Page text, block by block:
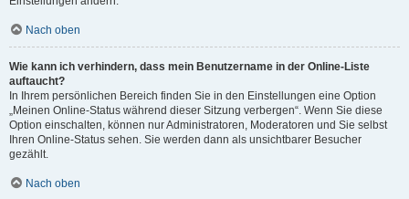
Nach oben
Wie kann ich verhindern, dass mein Benutzername in der Online-Liste
auftaucht?
In Ihrem persönlichen Bereich finden Sie in den Einstellungen eine Option
„Meinen Online-Status während dieser Sitzung verbergen“. Wenn Sie diese
Option einschalten, können nur Administratoren, Moderatoren und Sie selbst
Ihren Online-Status sehen. Sie werden dann als unsichtbarer Besucher
gezählt.
Nach oben